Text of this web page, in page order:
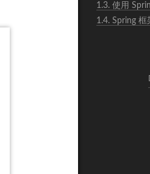
1.3. 使用
1.4. Spring 框